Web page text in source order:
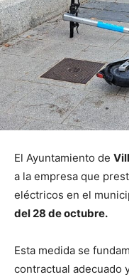
El Ayuntamiento de
a la empresa que
eléctricos en el
del 28 de octubre.
Esta medida se
contractual adecuado